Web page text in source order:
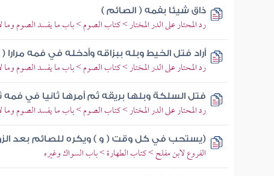
ذاق شيئا بفمه ( الصائم )
رد المحتار على الدر المختار > كتاب الصوم > باب ما يفسد الصوم وما
أراد فتل الخيط وبله ببزاقه وأدخله في فمه مرارا
رد المحتار على الدر المختار > كتاب الصوم > باب ما يفسد الصوم وما
فتل السلكة وبلها بريقه ثم أمرها ثانيا في فمه
رد المحتار على الدر المختار > كتاب الصوم > باب ما يفسد الصوم وما
(يستحب في كل وقت ( و ) ويكره للصائم بعد
الفروع لابن مفلح > كتاب الطهارة > باب السواك وغيره